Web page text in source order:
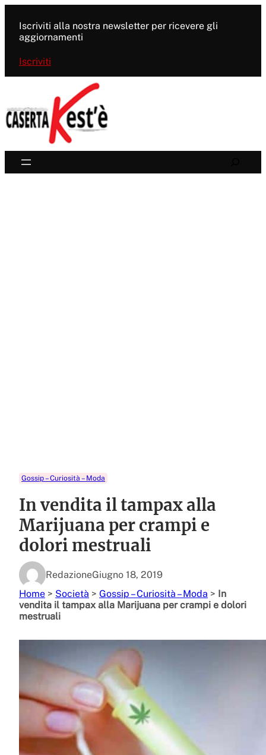
contenuto
Iscriviti alla nostra newsletter per ricevere gli
aggiornamenti
Iscriviti
Gossip – Curiosità – Moda
In vendita il tampax alla
Marijuana per crampi e
dolori mestruali
RedazioneGiugno 18, 2019
Home > Società > Gossip – Curiosità – Moda > In
vendita il tampax alla Marijuana per crampi e dolori
mestruali